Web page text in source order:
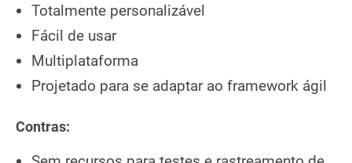
Totalmente personalizável
Fácil de usar
Multiplataforma
Projetado para se adaptar ao framework ágil
Contras: